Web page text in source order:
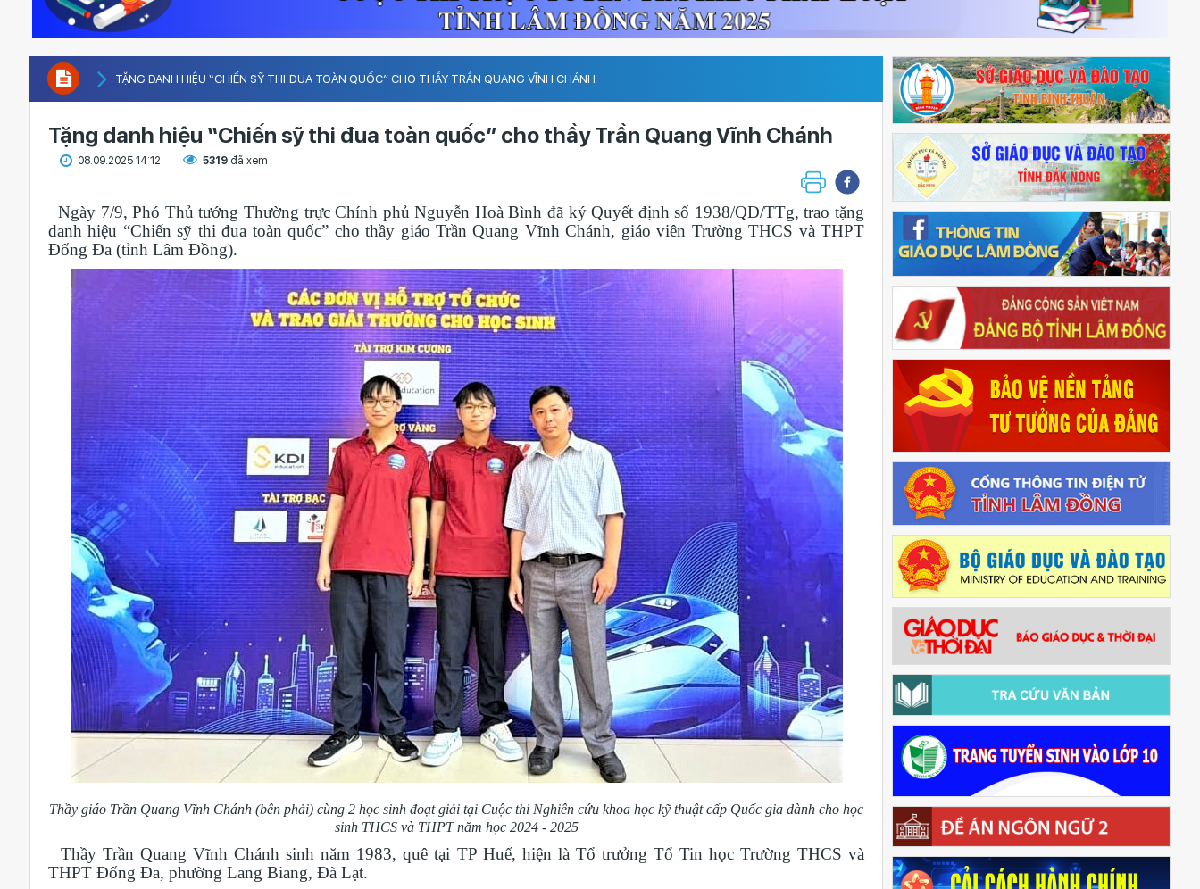
TẶNG DANH HIỆU “CHIẾN SỸ THI ĐUA TOÀN QUỐC” CHO THẦY TRẦN QUANG VĨNH CHÁNH
Tặng danh hiệu “Chiến sỹ thi đua toàn quốc” cho thầy Trần Quang Vĩnh Chánh
08.09.2025 14:12 5319 đã xem
Ngày 7/9, Phó Thủ tướng Thường trực Chính phủ Nguyễn Hoà Bình đã ký Quyết định số 1938/QĐ/TTg, trao tặng
danh hiệu “Chiến sỹ thi đua toàn quốc” cho thầy giáo Trần Quang Vĩnh Chánh, giáo viên Trường THCS và THPT
Đống Đa (tỉnh Lâm Đồng).
Thầy giáo Trần Quang Vĩnh Chánh (bên phải) cùng 2 học sinh đoạt giải tại Cuộc thi Nghiên cứu khoa học kỹ thuật cấp Quốc gia dành cho học
sinh THCS và THPT năm học 2024 - 2025
Thầy Trần Quang Vĩnh Chánh sinh năm 1983, quê tại TP Huế, hiện là Tổ trưởng Tổ Tin học Trường THCS và
THPT Đống Đa, phường Lang Biang, Đà Lạt.